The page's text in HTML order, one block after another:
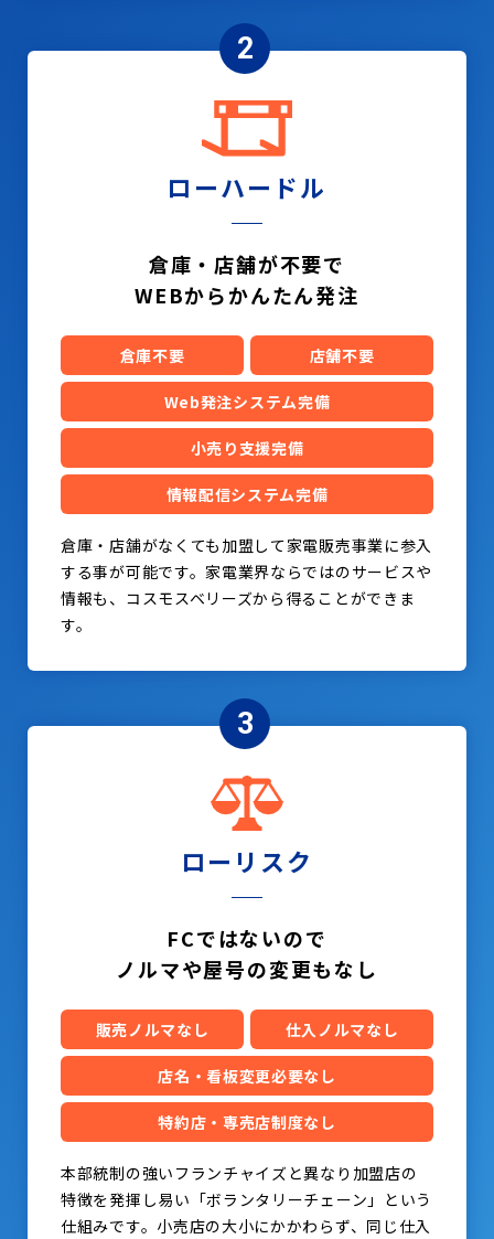
2
ローハードル
倉庫・店舗が不要で
WEBからかんたん発注
倉庫不要 店舗不要
Web発注システム完備
小売り支援完備
情報配信システム完備
倉庫・店舗がなくても加盟して家電販売事業に参入
する事が可能です。家電業界ならではのサービスや
情報も、コスモスベリーズから得ることができま
す。
3
ローリスク
FCではないので
ノルマや屋号の変更もなし
販売ノルマなし 仕入ノルマなし
店名・看板変更必要なし
特約店・専売店制度なし
本部統制の強いフランチャイズと異なり加盟店の
特徴を発揮し易い「ボランタリーチェーン」という
仕組みです。小売店の大小にかかわらず、同じ仕入